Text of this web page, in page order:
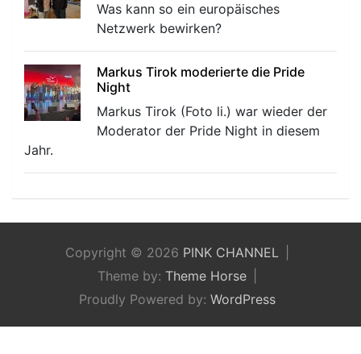
Was kann so ein europäisches
Netzwerk bewirken?
Markus Tirok moderierte die Pride
Night
Markus Tirok (Foto li.) war wieder der
Moderator der Pride Night in diesem
Jahr.
Copyright © 2026 PINK CHANNEL
Theme by: Theme Horse
Proudly Powered by: WordPress